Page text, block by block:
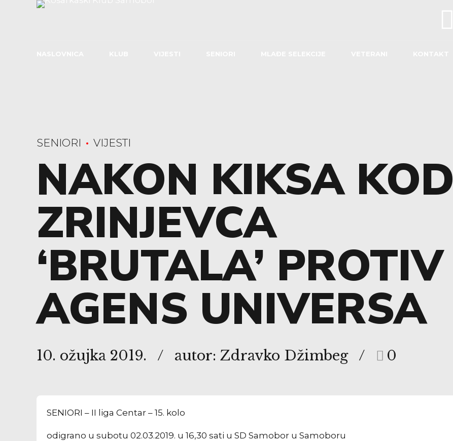
SENIORI VIJESTI
NAKON KIKSA KOD
ZRINJEVCA
‘BRUTALA’ PROTIV
AGENS UNIVERSA
10. ožujka 2019. autor: Zdravko Džimbeg 0
SENIORI – II liga Centar – 15. kolo
odigrano u subotu 02.03.2019. u 16,30 sati u SD Samobor u Samoboru